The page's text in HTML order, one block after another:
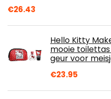
€26.43
Hello Kitty
mooie
geur voor
€23.95